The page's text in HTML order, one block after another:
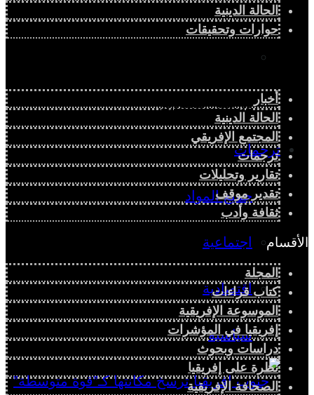
دراسة سياسية
دراسة اقتصادية
ترجمات
جميع المواد
اجتماعية
اقتصادية
سياسية
الحالة الدينية
حوارات وتحقيقات
أخبار
الحالة الدينية
المجتمع الإفريقي
ترجمات
تقارير وتحليلات
تقدير موقف
ثقافة وأدب
الأقسام
المجلة
كتاب قراءات
الموسوعة الإفريقية
إفريقيا في المؤشرات
دراسات وبحوث
نظرة على إفريقيا
الصحافة الإفريقية